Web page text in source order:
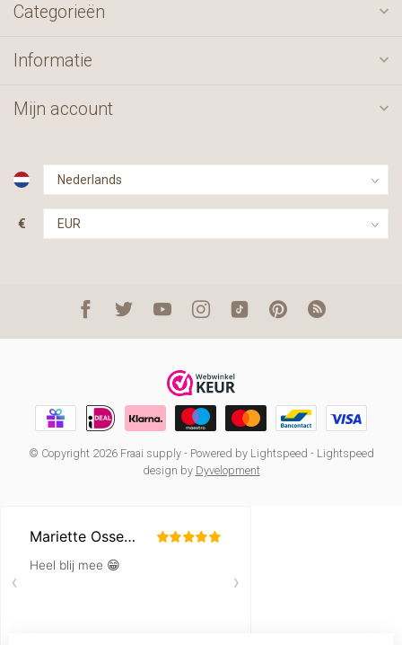
Categorieën
Informatie
Mijn account
€
© Copyright 2026 Fraai supply- Powered by Lightspeed - Lightspeed
design by Dyvelopment